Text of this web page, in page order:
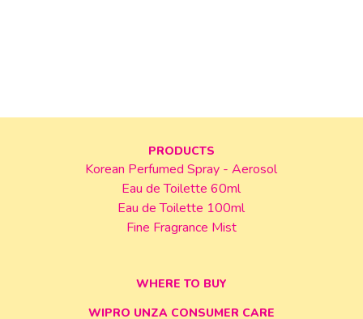
PRODUCTS
Korean Perfumed Spray - Aerosol
Eau de Toilette 60ml
Eau de Toilette 100ml
Fine Fragrance Mist
WHERE TO BUY
WIPRO UNZA CONSUMER CARE